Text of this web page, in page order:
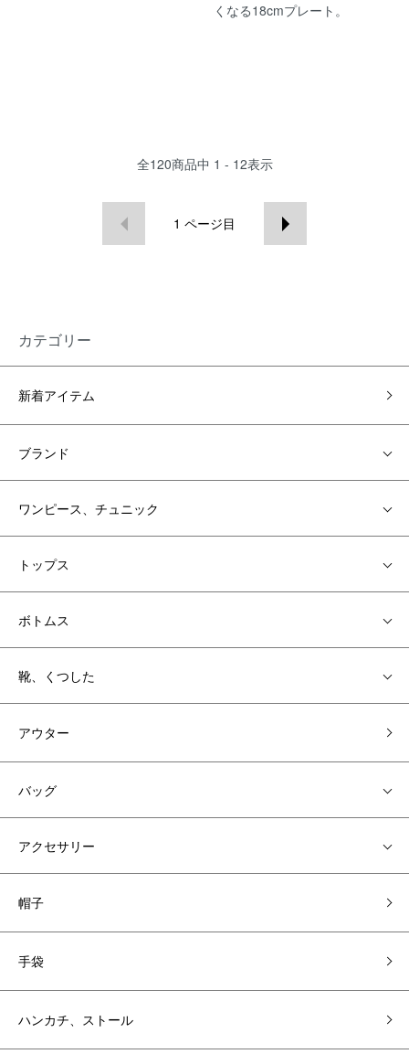
くなる18cmプレート。
全120商品中 1 - 12表示
1 ページ目
カテゴリー
新着アイテム
ブランド
ワンピース、チュニック
トップス
ボトムス
靴、くつした
アウター
バッグ
アクセサリー
帽子
手袋
ハンカチ、ストール